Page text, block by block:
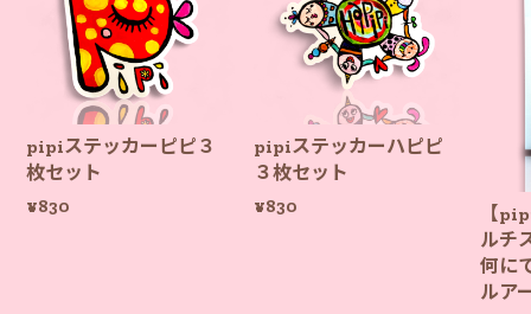
pipiステッカーピピ３
枚セット
¥830
pipiステッカーハピピ
３枚セット
¥830
【
ルチ
何に
ルア